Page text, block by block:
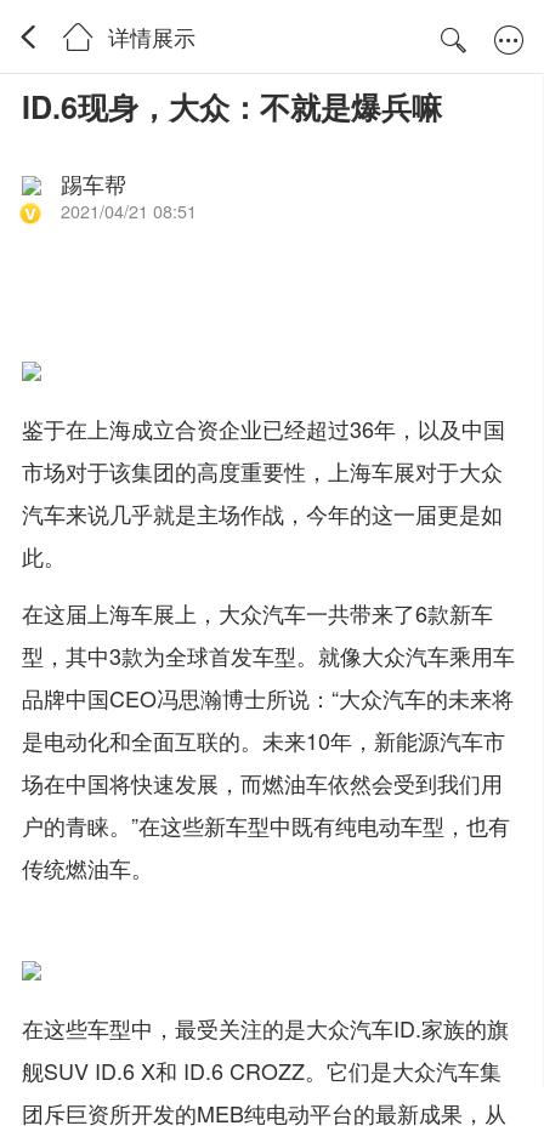
详情展示
ID.6现身，大众：不就是爆兵嘛
踢车帮
2021/04/21 08:51
鉴于在上海成立合资企业已经超过36年，以及中国
市场对于该集团的高度重要性，上海车展对于大众
汽车来说几乎就是主场作战，今年的这一届更是如
此。
在这届上海车展上，大众汽车一共带来了6款新车
型，其中3款为全球首发车型。就像大众汽车乘用车
品牌中国CEO冯思瀚博士所说：“大众汽车的未来将
是电动化和全面互联的。未来10年，新能源汽车市
场在中国将快速发展，而燃油车依然会受到我们用
户的青睐。”在这些新车型中既有纯电动车型，也有
传统燃油车。
在这些车型中，最受关注的是大众汽车ID.家族的旗
舰SUV ID.6 X和 ID.6 CROZZ。它们是大众汽车集
团斥巨资所开发的MEB纯电动平台的最新成果，从